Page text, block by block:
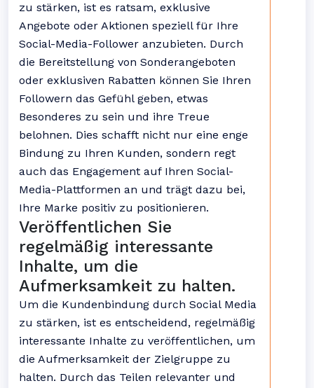
zu stärken, ist es ratsam, exklusive
Angebote oder Aktionen speziell für Ihre
Social-Media-Follower anzubieten. Durch
die Bereitstellung von Sonderangeboten
oder exklusiven Rabatten können Sie Ihren
Followern das Gefühl geben, etwas
Besonderes zu sein und ihre Treue
belohnen. Dies schafft nicht nur eine enge
Bindung zu Ihren Kunden, sondern regt
auch das Engagement auf Ihren Social-
Media-Plattformen an und trägt dazu bei,
Ihre Marke positiv zu positionieren.
Veröffentlichen Sie
regelmäßig interessante
Inhalte, um die
Aufmerksamkeit zu halten.
Um die Kundenbindung durch Social Media
zu stärken, ist es entscheidend, regelmäßig
interessante Inhalte zu veröffentlichen, um
die Aufmerksamkeit der Zielgruppe zu
halten. Durch das Teilen relevanter und